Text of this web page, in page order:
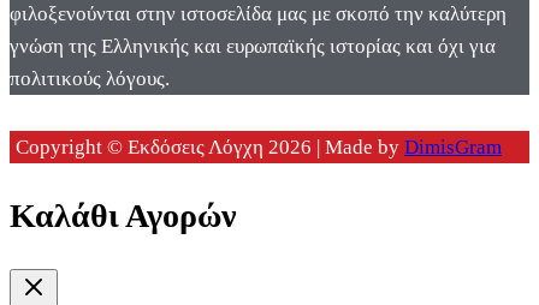
φιλοξενούνται στην ιστοσελίδα μας με σκοπό την καλύτερη
γνώση της Ελληνικής και ευρωπαϊκής ιστορίας και όχι για
πολιτικούς λόγους.
Copyright © Εκδόσεις Λόγχη 2026 | Made by DimisGram
Καλάθι Αγορών